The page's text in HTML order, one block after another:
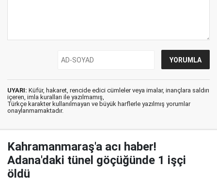
UYARI: Küfür, hakaret, rencide edici cümleler veya imalar, inançlara saldırı
içeren, imla kuralları ile yazılmamış,
Türkçe karakter kullanılmayan ve büyük harflerle yazılmış yorumlar
onaylanmamaktadır.
Kahramanmaraş'a acı haber!
Adana'daki tünel göçüğünde 1 işçi
öldü